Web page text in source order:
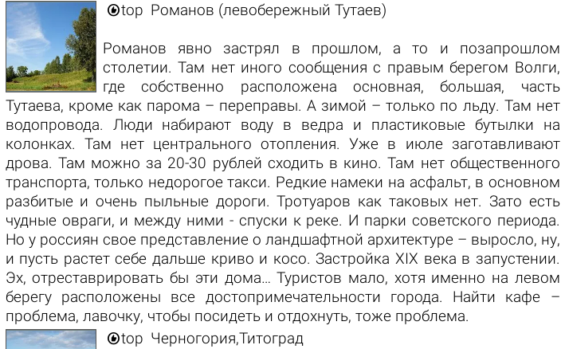
top Романов (левобережный Тутаев)
Романов явно застрял в прошлом, а то и позапрошлом
столетии. Там нет иного сообщения с правым берегом Волги,
где собственно расположена основная, большая, часть
Тутаева, кроме как парома – переправы. А зимой – только по льду. Там нет
водопровода. Люди набирают воду в ведра и пластиковые бутылки на
колонках. Там нет центрального отопления. Уже в июле заготавливают
дрова. Там можно за 20-30 рублей сходить в кино. Там нет общественного
транспорта, только недорогое такси. Редкие намеки на асфальт, в основном
разбитые и очень пыльные дороги. Тротуаров как таковых нет. Зато есть
чудные овраги, и между ними - спуски к реке. И парки советского периода.
Но у россиян свое представление о ландшафтной архитектуре – выросло, ну,
и пусть растет себе дальше криво и косо. Застройка XIX века в запустении.
Эх, отреставрировать бы эти дома… Туристов мало, хотя именно на левом
берегу расположены все достопримечательности города. Найти кафе –
проблема, лавочку, чтобы посидеть и отдохнуть, тоже проблема.
top Черногория,Титоград